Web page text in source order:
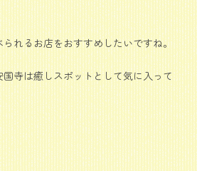
れるお店をおすすめしたいですね。
寺は癒しスポットとして気に入って